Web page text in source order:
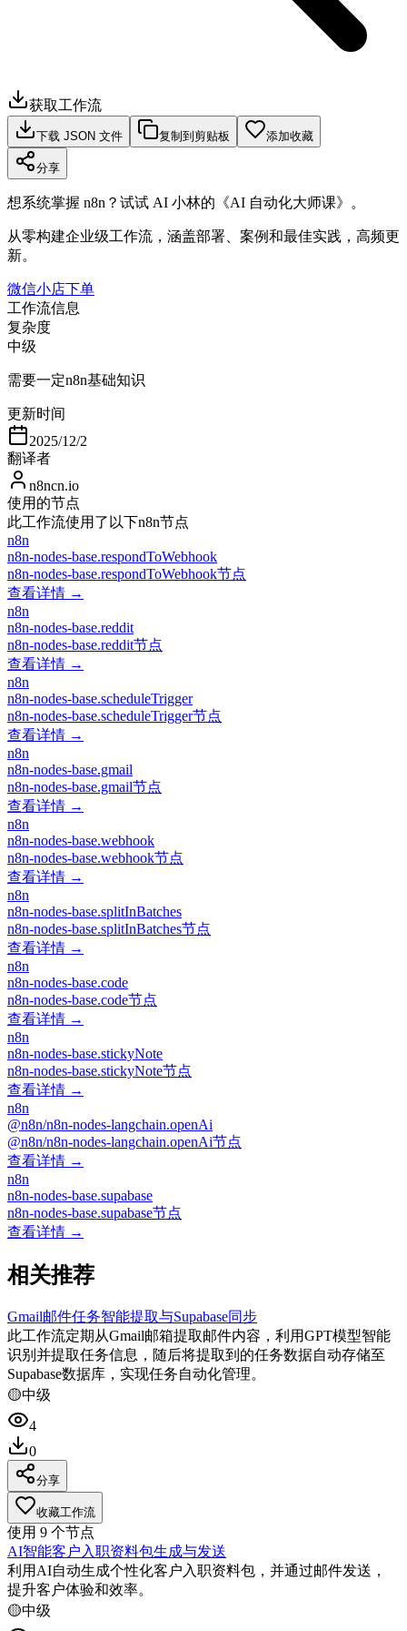
获取工作流
下载 JSON 文件 复制到剪贴板 添加收藏
分享
想系统掌握 n8n？试试 AI 小林的《AI 自动化大师课》。
从零构建企业级工作流，涵盖部署、案例和最佳实践，高频更
新。
微信小店下单
工作流信息
复杂度
中级
需要一定n8n基础知识
更新时间
2025/12/2
翻译者
n8ncn.io
使用的节点
此工作流使用了以下n8n节点
n8n
n8n-nodes-base.respondToWebhook
n8n-nodes-base.respondToWebhook节点
查看详情 →
n8n
n8n-nodes-base.reddit
n8n-nodes-base.reddit节点
查看详情 →
n8n
n8n-nodes-base.scheduleTrigger
n8n-nodes-base.scheduleTrigger节点
查看详情 →
n8n
n8n-nodes-base.gmail
n8n-nodes-base.gmail节点
查看详情 →
n8n
n8n-nodes-base.webhook
n8n-nodes-base.webhook节点
查看详情 →
n8n
n8n-nodes-base.splitInBatches
n8n-nodes-base.splitInBatches节点
查看详情 →
n8n
n8n-nodes-base.code
n8n-nodes-base.code节点
查看详情 →
n8n
n8n-nodes-base.stickyNote
n8n-nodes-base.stickyNote节点
查看详情 →
n8n
@n8n/n8n-nodes-langchain.openAi
@n8n/n8n-nodes-langchain.openAi节点
查看详情 →
n8n
n8n-nodes-base.supabase
n8n-nodes-base.supabase节点
查看详情 →
相关推荐
Gmail邮件任务智能提取与Supabase同步
此工作流定期从Gmail邮箱提取邮件内容，利用GPT模型智能
识别并提取任务信息，随后将提取到的任务数据自动存储至
Supabase数据库，实现任务自动化管理。
🟡中级
4
0
分享
收藏工作流
使用 9 个节点
AI智能客户入职资料包生成与发送
利用AI自动生成个性化客户入职资料包，并通过邮件发送，
提升客户体验和效率。
🟡中级